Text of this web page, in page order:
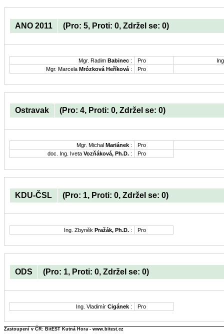
ANO 2011 (Pro: 5, Proti: 0, Zdržel se: 0)
Mgr. Radim Babinec : Pro
Mgr. Marcela Mrózková Heříková : Pro
Ostravak (Pro: 4, Proti: 0, Zdržel se: 0)
Mgr. Michal Mariánek :
Pro
doc. Ing. Iveta Vozňáková, Ph.D. : Pro
KDU-ČSL (Pro: 1, Proti: 0, Zdržel se: 0)
Ing. Zbyněk Pražák, Ph.D. : Pro
ODS (Pro: 1, Proti: 0, Zdržel se: 0)
Ing. Vladimír Cigánek : Pro
Zastoupení v ČR: BitEST Kutná Hora - www.bitest.cz